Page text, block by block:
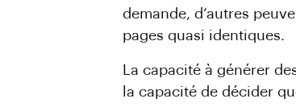
demande, d’autres
pages quasi identiques.
La capacité à générer
la capacité de décider